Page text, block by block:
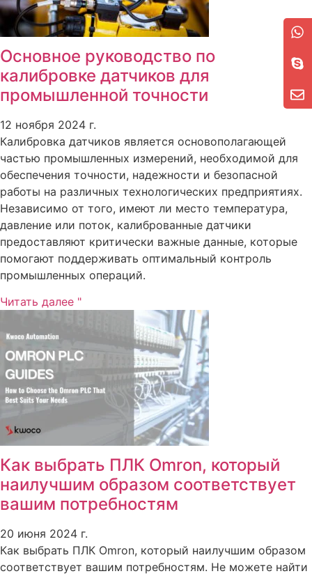
Основное руководство по
калибровке датчиков для
промышленной точности
12 ноября 2024 г.
Калибровка датчиков является основополагающей
частью промышленных измерений, необходимой для
обеспечения точности, надежности и безопасной
работы на различных технологических предприятиях.
Независимо от того, имеют ли место температура,
давление или поток, калиброванные датчики
предоставляют критически важные данные, которые
помогают поддерживать оптимальный контроль
промышленных операций.
Читать далее "
Как выбрать ПЛК Omron, который
наилучшим образом соответствует
вашим потребностям
20 июня 2024 г.
Как выбрать ПЛК Omron, который наилучшим образом
соответствует вашим потребностям. Не можете найти